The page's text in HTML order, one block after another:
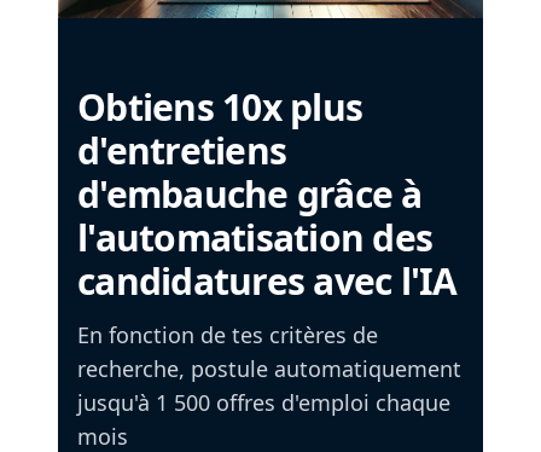
Obtiens 10x plus
d'entretiens
d'embauche grâce à
l'automatisation des
candidatures avec l'IA
En fonction de tes critères de
recherche, postule automatiquement
jusqu'à 1 500 offres d'emploi chaque
mois